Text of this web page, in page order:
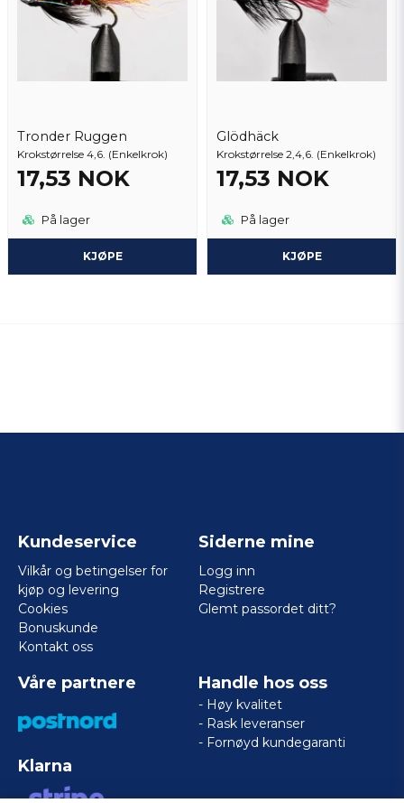
Tronder Ruggen
Krokstørrelse 4,6. (Enkelkrok)
17,53 NOK
På lager
KJØPE
Glödhäck
Krokstørrelse 2,4,6. (Enkelkrok)
17,53 NOK
På lager
KJØPE
Kundeservice
Vilkår og betingelser for
kjøp og levering
Cookies
Bonuskunde
Kontakt oss
Siderne mine
Logg inn
Registrere
Glemt passordet ditt?
Våre partnere
Klarna
Handle hos oss
- Høy kvalitet
- Rask leveranser
- Fornøyd kundegaranti